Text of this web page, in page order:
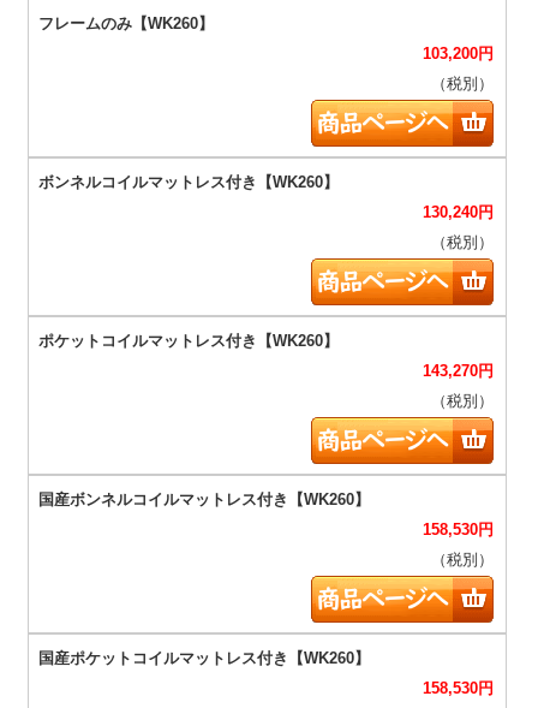
103,200円
（税別）
130,240円
（税別）
143,270円
（税別）
158,530円
（税別）
158,530円